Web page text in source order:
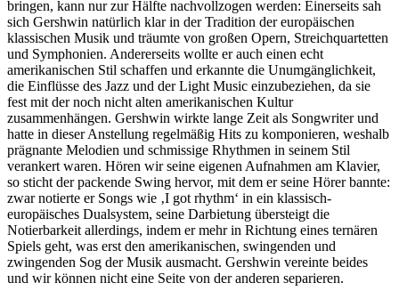
bringen, kann nur zur Hälfte nachvollzogen werden: Einerseits sah
sich Gershwin natürlich klar in der Tradition der europäischen
klassischen Musik und träumte von großen Opern, Streichquartetten
und Symphonien. Andererseits wollte er auch einen echt
amerikanischen Stil schaffen und erkannte die Unumgänglichkeit,
die Einflüsse des Jazz und der Light Music einzubeziehen, da sie
fest mit der noch nicht alten amerikanischen Kultur
zusammenhängen. Gershwin wirkte lange Zeit als Songwriter und
hatte in dieser Anstellung regelmäßig Hits zu komponieren, weshalb
prägnante Melodien und schmissige Rhythmen in seinem Stil
verankert waren. Hören wir seine eigenen Aufnahmen am Klavier,
so sticht der packende Swing hervor, mit dem er seine Hörer bannte:
zwar notierte er Songs wie ‚I got rhythm‘ in ein klassisch-
europäisches Dualsystem, seine Darbietung übersteigt die
Notierbarkeit allerdings, indem er mehr in Richtung eines ternären
Spiels geht, was erst den amerikanischen, swingenden und
zwingenden Sog der Musik ausmacht. Gershwin vereinte beides
und wir können nicht eine Seite von der anderen separieren.